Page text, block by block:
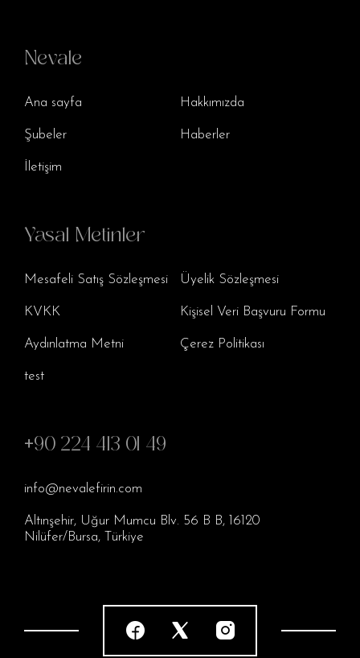
Nevale
Ana sayfa Hakkımızda
Şubeler Haberler
İletişim
Yasal Metinler
Mesafeli Satış Sözleşmesi Üyelik Sözleşmesi
KVKK Kişisel Veri Başvuru Formu
Aydınlatma Metni Çerez Politikası
test
+90 224 413 01 49
info@nevalefirin.com
Altınşehir, Uğur Mumcu Blv. 56 B B, 16120
Nilüfer/Bursa, Türkiye